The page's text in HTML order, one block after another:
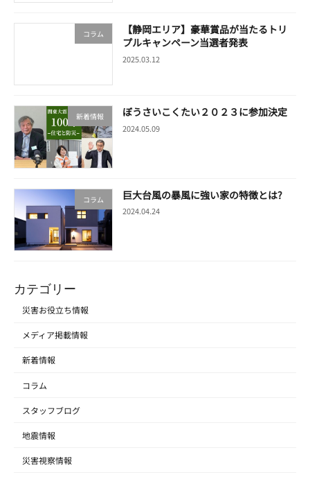
コラム
【静岡エリア】豪華賞品が当たるトリ
プルキャンペーン当選者発表
2025.03.12
新着情報 ぼうさいこくたい２０２３に参加決定
2024.05.09
コラム 巨大台風の暴風に強い家の特徴とは?
2024.04.24
カテゴリー
災害お役立ち情報
メディア掲載情報
新着情報
コラム
スタッフブログ
地震情報
災害視察情報